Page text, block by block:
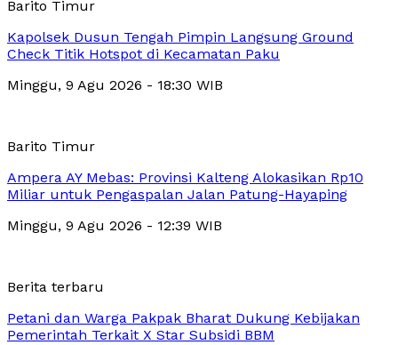
Barito Timur
Kapolsek Dusun Tengah Pimpin Langsung Ground
Check Titik Hotspot di Kecamatan Paku
Minggu, 9 Agu 2026 - 18:30 WIB
Barito Timur
Ampera AY Mebas: Provinsi Kalteng Alokasikan Rp10
Miliar untuk Pengaspalan Jalan Patung-Hayaping
Minggu, 9 Agu 2026 - 12:39 WIB
Berita terbaru
Petani dan Warga Pakpak Bharat Dukung Kebijakan
Pemerintah Terkait X Star Subsidi BBM